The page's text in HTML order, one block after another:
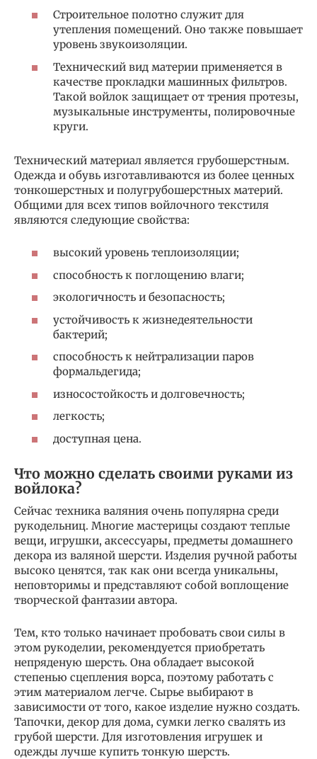
Строительное полотно служит для
утепления помещений. Оно также повышает
уровень звукоизоляции.
Технический вид материи применяется в
качестве прокладки машинных фильтров.
Такой войлок защищает от трения протезы,
музыкальные инструменты, полировочные
круги.
Технический материал является грубошерстным.
Одежда и обувь изготавливаются из более ценных
тонкошерстных и полугрубошерстных материй.
Общими для всех типов войлочного текстиля
являются следующие свойства:
высокий уровень теплоизоляции;
способность к поглощению влаги;
экологичность и безопасность;
устойчивость к жизнедеятельности
бактерий;
способность к нейтрализации паров
формальдегида;
износостойкость и долговечность;
легкость;
доступная цена.
Что можно сделать своими руками из
войлока?
Сейчас техника валяния очень популярна среди
рукодельниц. Многие мастерицы создают теплые
вещи, игрушки, аксессуары, предметы домашнего
декора из валяной шерсти. Изделия ручной работы
высоко ценятся, так как они всегда уникальны,
неповторимы и представляют собой воплощение
творческой фантазии автора.
Тем, кто только начинает пробовать свои силы в
этом рукоделии, рекомендуется приобретать
непряденую шерсть. Она обладает высокой
степенью сцепления ворса, поэтому работать с
этим материалом легче. Сырье выбирают в
зависимости от того, какое изделие нужно создать.
Тапочки, декор для дома, сумки легко свалять из
грубой шерсти. Для изготовления игрушек и
одежды лучше купить тонкую шерсть.